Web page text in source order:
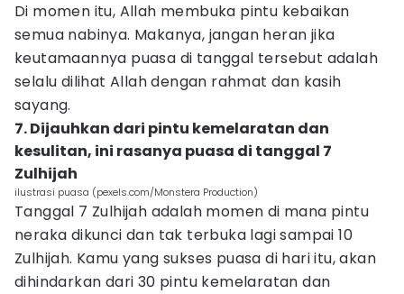
Di momen itu, Allah membuka pintu kebaikan
semua nabinya. Makanya, jangan heran jika
keutamaannya puasa di tanggal tersebut adalah
selalu dilihat Allah dengan rahmat dan kasih
sayang.
7. Dijauhkan dari pintu kemelaratan dan
kesulitan, ini rasanya puasa di tanggal 7
Zulhijah
ilustrasi puasa (pexels.com/Monstera Production)
Tanggal 7 Zulhijah adalah momen di mana pintu
neraka dikunci dan tak terbuka lagi sampai 10
Zulhijah. Kamu yang sukses puasa di hari itu, akan
dihindarkan dari 30 pintu kemelaratan dan